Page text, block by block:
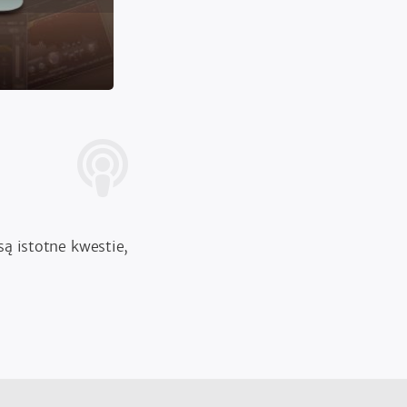
istotne kwestie,